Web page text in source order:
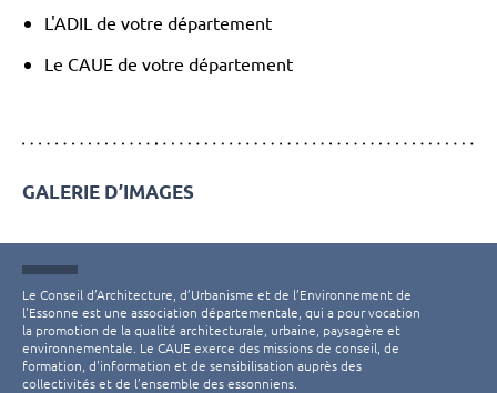
L'ADIL de votre département
Le CAUE de votre département
GALERIE D’IMAGES
Le Conseil d’Architecture, d’Urbanisme et de l’Environnement de
l'Essonne est une association départementale, qui a pour vocation
la promotion de la qualité architecturale, urbaine, paysagère et
environnementale. Le CAUE exerce des missions de conseil, de
formation, d'information et de sensibilisation auprès des
collectivités et de l’ensemble des essonniens.